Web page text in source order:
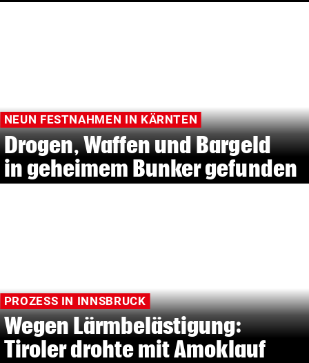
NEUN FESTNAHMEN IN KÄRNTEN
Drogen, Waffen und Bargeld
in geheimem Bunker gefunden
PROZESS IN INNSBRUCK
Wegen Lärmbelästigung:
Tiroler drohte mit Amoklauf